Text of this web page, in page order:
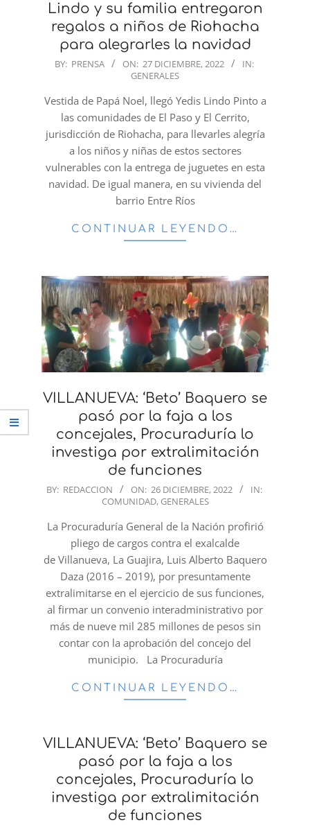
Lindo y su familia entregaron
regalos a niños de Riohacha
para alegrarles la navidad
2022-
27
BY: PRENSA ON: 27 DICIEMBRE, 2022
IN:
GENERALES
Vestida de Papá Noel, llegó Yedis Lindo Pinto a
las comunidades de El Paso y El Cerrito,
jurisdicción de Riohacha, para llevarles alegría
a los niños y niñas de estos sectores
vulnerables con la entrega de juguetes en esta
navidad. De igual manera, en su vivienda del
barrio Entre Ríos
CONTINUAR LEYENDO…
VILLANUEVA: ‘Beto’ Baquero se
pasó por la faja a los
concejales, Procuraduría lo
investiga por extralimitación
de funciones
2022-
26
BY: REDACCION ON: 26 DICIEMBRE, 2022
IN:
COMUNIDAD, GENERALES
La Procuraduría General de la Nación profirió
pliego de cargos contra el exalcalde
de Villanueva, La Guajira, Luis Alberto Baquero
Daza (2016 – 2019), por presuntamente
extralimitarse en el ejercicio de sus funciones,
al firmar un convenio interadministrativo por
más de nueve mil 285 millones de pesos sin
contar con la aprobación del concejo del
municipio. La Procuraduría
CONTINUAR LEYENDO…
VILLANUEVA: ‘Beto’ Baquero se
pasó por la faja a los
concejales, Procuraduría lo
investiga por extralimitación
de funciones